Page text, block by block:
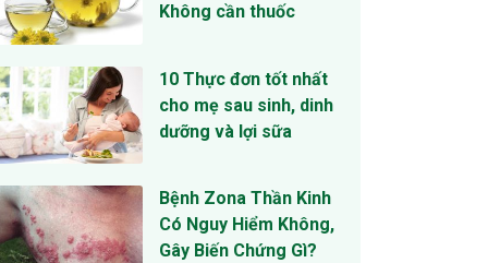
Không cần thuốc
10 Thực đơn tốt nhất
cho mẹ sau sinh, dinh
dưỡng và lợi sữa
Bệnh Zona Thần Kinh
Có Nguy Hiểm Không,
Gây Biến Chứng Gì?